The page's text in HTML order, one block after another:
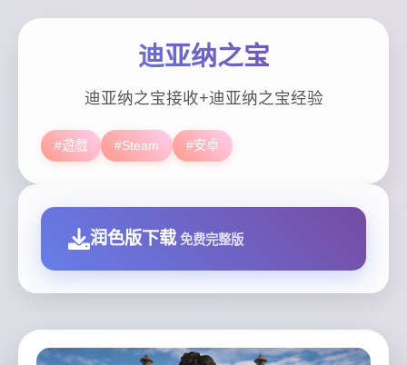
迪亚纳之宝
迪亚纳之宝接收+迪亚纳之宝经验
#遊戲 #Steam #安卓
润色版下载 免费完整版